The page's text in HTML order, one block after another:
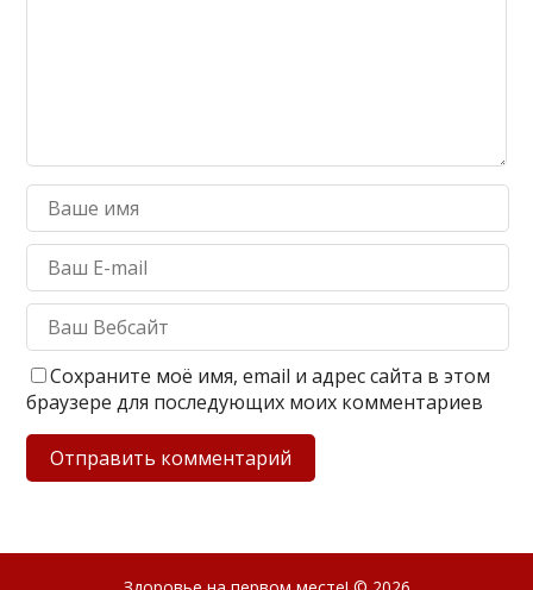
Сохраните моё имя, email и адрес сайта в этом
браузере для последующих моих комментариев